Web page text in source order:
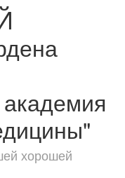
академия
хорошей